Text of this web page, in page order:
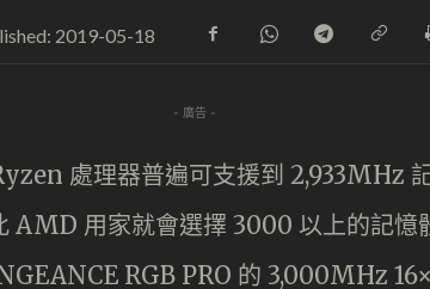
2019-05-18
- 廣告 -
處理器普遍可支援到 2,933MHz
AMD 用家就會選擇 3000 以上的記
RGB PRO 的 3,000MHz